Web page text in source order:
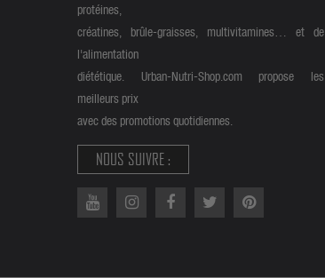
protéines,
créatines, brûle-graisses, multivitamines… et de
l'alimentation
diététique. Urban-Nutri-Shop.com propose les
meilleurs prix
avec des promotions quotidiennes.
NOUS SUIVRE :